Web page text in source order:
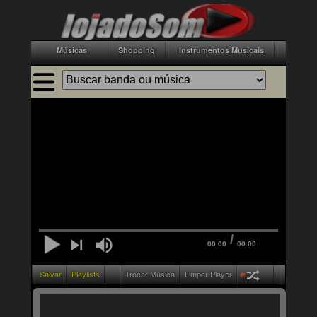
Músicas Shopping Instrumentos Musicais
00:00 / 00:00
Salvar Playlists Trocar Música Limpar Player